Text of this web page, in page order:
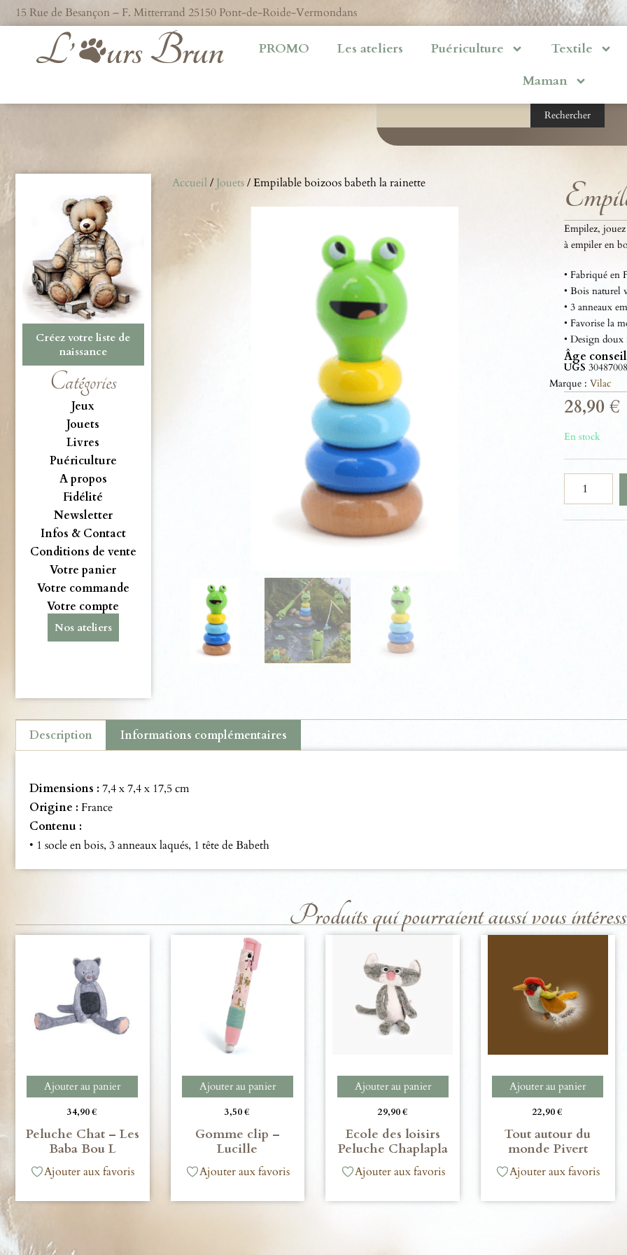
15 Rue de Besançon – F. Mitterrand 25150 Pont-de-Roide-Vermondans
PROMO Les ateliers Puériculture
Textile
Maman
Rechercher
Créez votre liste de
naissance
Catégories
Jeux
Jouets
Livres
Puériculture
A propos
Fidélité
Newsletter
Infos & Contact
Conditions de vente
Votre panier
Votre commande
Votre compte
Nos ateliers
Accueil/ Jouets/ Empilable boizoos babeth la rainette
Empilez,
à empiler en
• Fabriqué en
• Bois naturel
• 3 anneaux
• Favorise la
• Design doux
Âge
UGS
Marque :Vilac
28,90 €
En stock
Description Informations complémentaires
Dimensions : 7,4 x 7,4 x 17,5 cm
Origine : France
Contenu :
• 1 socle en bois, 3 anneaux laqués, 1 tête de Babeth
Produits qui pourraient aussi vous
Ajouter au panier
34,90€
Peluche Chat – Les
Baba Bou L
Ajouter aux favoris
Ajouter au panier
3,50€
Gomme clip –
Lucille
Ajouter aux favoris
Ajouter au panier
29,90€
Ecole des loisirs
Peluche Chaplapla
Ajouter aux favoris
Ajouter au panier
22,90€
Tout autour du
monde Pivert
Ajouter aux favoris